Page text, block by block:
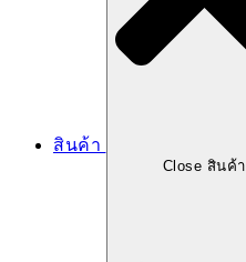
สินค้า
Close สินค้า